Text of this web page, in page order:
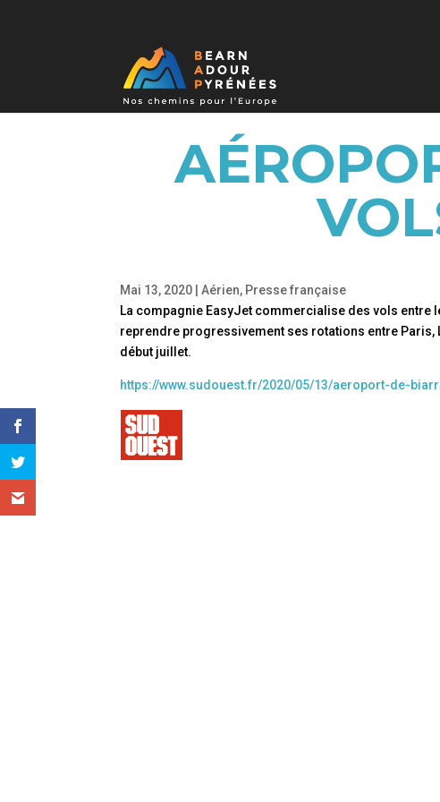
Mai 13, 2020 |Aérien, Presse française
La compagnie EasyJet commercialise des vols entre
reprendre progressivement ses rotations entre Paris,
début juillet.
https://www.sudouest.fr/2020/05/13/aeroport-de-